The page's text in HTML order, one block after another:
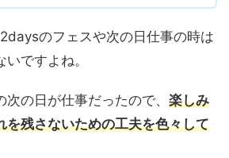
のフェスや次の日仕事の時は
ですよね。
の日が仕事だったので、 楽しみ
を残さないための工夫を色々して